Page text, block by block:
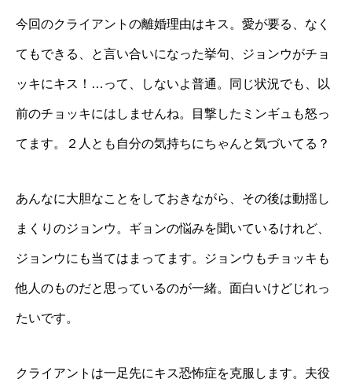
今回のクライアントの離婚理由はキス。愛が要る、なく
てもできる、と言い合いになった挙句、ジョンウがチョ
ッキにキス！…って、しないよ普通。同じ状況でも、以
前のチョッキにはしませんね。目撃したミンギュも怒っ
てます。２人とも自分の気持ちにちゃんと気づいてる？
あんなに大胆なことをしておきながら、その後は動揺し
まくりのジョンウ。ギョンの悩みを聞いているけれど、
ジョンウにも当てはまってます。ジョンウもチョッキも
他人のものだと思っているのが一緒。面白いけどじれっ
たいです。
クライアントは一足先にキス恐怖症を克服します。夫役